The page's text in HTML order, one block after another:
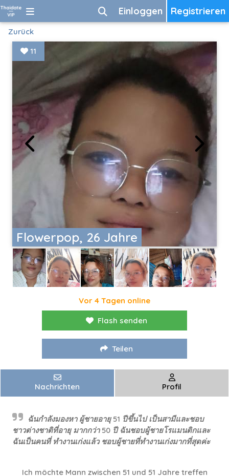
Registrieren
Einloggen
Zurück
Flowerpop, 26 Jahre
11
Vor 4 Tagen online
Flash senden
Teilen
Nachrichten Profil
ฉันกำลังมองหา ผู้ชายอายุ 51 ปีขึ้นไป เป็นสามีและชอบ
ชาวต่างชาติที่อายุ มากกว่า 50 ปี ฉันชอบผู้ชายโรแมนติกและ
ฉันเป็นคนที่ ทำงานเก่งแล้ว ชอบผู้ชายที่ทำงานเก่งมากที่สุดค่ะ
Ich möchte Mann zwischen 51 und 51 Jahre treffen